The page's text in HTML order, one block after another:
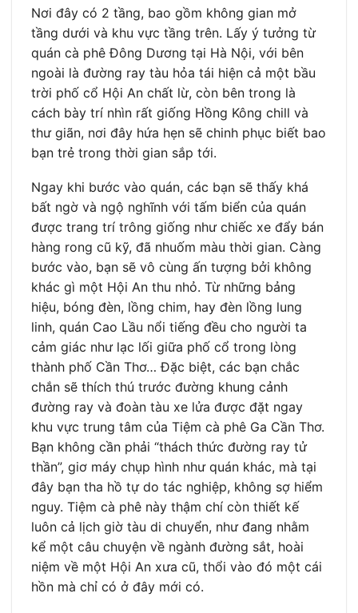
Nơi đây có 2 tầng, bao gồm không gian mở
tầng dưới và khu vực tầng trên. Lấy ý tưởng từ
quán cà phê Đông Dương tại Hà Nội, với bên
ngoài là đường ray tàu hỏa tái hiện cả một bầu
trời phố cổ Hội An chất lừ, còn bên trong là
cách bày trí nhìn rất giống Hồng Kông chill và
thư giãn, nơi đây hứa hẹn sẽ chinh phục biết bao
bạn trẻ trong thời gian sắp tới.
Ngay khi bước vào quán, các bạn sẽ thấy khá
bất ngờ và ngộ nghĩnh với tấm biển của quán
được trang trí trông giống như chiếc xe đẩy bán
hàng rong cũ kỹ, đã nhuốm màu thời gian. Càng
bước vào, bạn sẽ vô cùng ấn tượng bởi không
khác gì một Hội An thu nhỏ. Từ những bảng
hiệu, bóng đèn, lồng chim, hay đèn lồng lung
linh, quán Cao Lầu nổi tiếng đều cho người ta
cảm giác như lạc lối giữa phố cổ trong lòng
thành phố Cần Thơ… Đặc biệt, các bạn chắc
chắn sẽ thích thú trước đường khung cảnh
đường ray và đoàn tàu xe lửa được đặt ngay
khu vực trung tâm của Tiệm cà phê Ga Cần Thơ.
Bạn không cần phải “thách thức đường ray tử
thần”, giơ máy chụp hình như quán khác, mà tại
đây bạn tha hồ tự do tác nghiệp, không sợ hiểm
nguy. Tiệm cà phê này thậm chí còn thiết kế
luôn cả lịch giờ tàu di chuyển, như đang nhằm
kể một câu chuyện về ngành đường sắt, hoài
niệm về một Hội An xưa cũ, thổi vào đó một cái
hồn mà chỉ có ở đây mới có.